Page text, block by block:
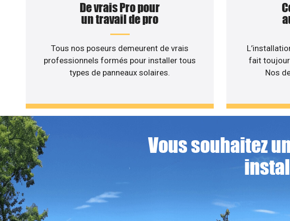
De vrais Pro pour
un travail de pro
Tous nos poseurs demeurent de vrais
professionnels formés pour installer tous
types de panneaux solaires.
fait
Nos
Vous souhaitez